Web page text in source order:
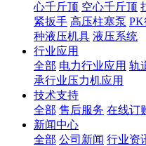
心千斤顶 空心千斤顶
紧扳手 高压柱塞泵 PK
种液压机具 液压系统
行业应用
全部 电力行业应用 轨
承行业压力机应用
技术支持
全部 售后服务 在线订
新闻中心
全部 公司新闻 行业资